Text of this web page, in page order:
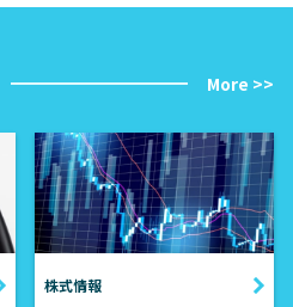
More >>
株式情報